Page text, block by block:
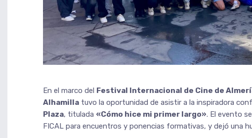
En el marco del Festival Internacional de Cine de
Alhamilla tuvo la oportunidad de asistir a la inspiradora
Plaza, titulada «Cómo hice mi primer largo». El evento
FICAL para encuentros y ponencias formativas, y dejó una